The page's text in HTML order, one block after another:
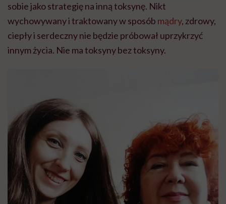
sobie jako strategię na inną toksynę. Nikt
wychowywany i traktowany w sposób mądry, zdrowy,
ciepły i serdeczny nie będzie próbował uprzykrzyć
innym życia. Nie ma toksyny bez toksyny.